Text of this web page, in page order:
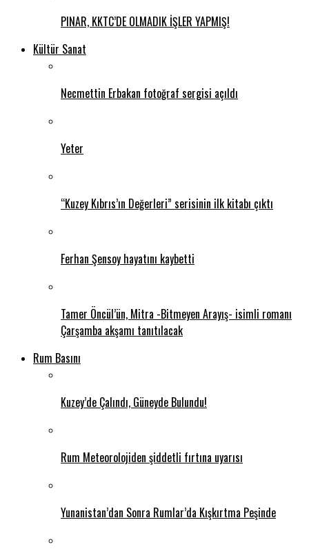
PINAR, KKTC’DE OLMADIK İŞLER YAPMIŞ!
Kültür Sanat
Necmettin Erbakan fotoğraf sergisi açıldı
Yeter
“Kuzey Kıbrıs’ın Değerleri” serisinin ilk kitabı çıktı
Ferhan Şensoy hayatını kaybetti
Tamer Öncül’ün, Mitra -Bitmeyen Arayış- isimli romanı
Çarşamba akşamı tanıtılacak
Rum Basını
Kuzey’de Çalındı, Güneyde Bulundu!
Rum Meteorolojiden şiddetli fırtına uyarısı
Yunanistan’dan Sonra Rumlar’da Kışkırtma Peşinde